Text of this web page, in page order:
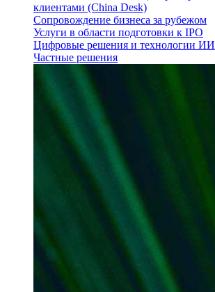
клиентами (China Desk)
Сопровождение бизнеса за рубежом
Услуги в области подготовки к IPO
Цифровые решения и технологии ИИ
Частные решения